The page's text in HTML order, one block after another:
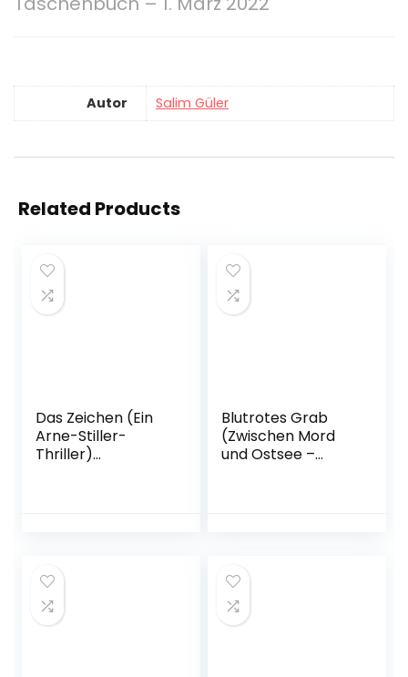
Autor Salim Güler
Related Products
Das Zeichen (Ein
Arne-Stiller-
Thriller)
Blutrotes Grab
(Zwischen Mord
und Ostsee –